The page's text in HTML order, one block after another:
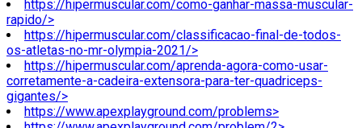
https://hipermuscular.com/como-ganhar-massa-muscular-
rapido/>
https://hipermuscular.com/classificacao-final-de-todos-
os-atletas-no-mr-olympia-2021/>
https://hipermuscular.com/aprenda-agora-como-usar-
corretamente-a-cadeira-extensora-para-ter-quadriceps-
gigantes/>
https://www.apexplayground.com/problems>